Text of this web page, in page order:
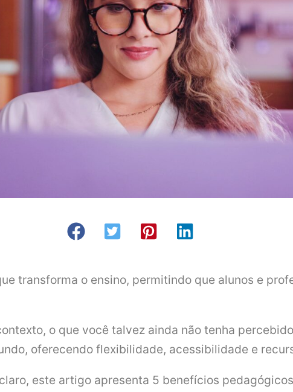
transforma o ensino, permitindo que alunos e
o que você talvez ainda não tenha
oferecendo flexibilidade, acessibilidade e
este artigo apresenta 5 benefícios